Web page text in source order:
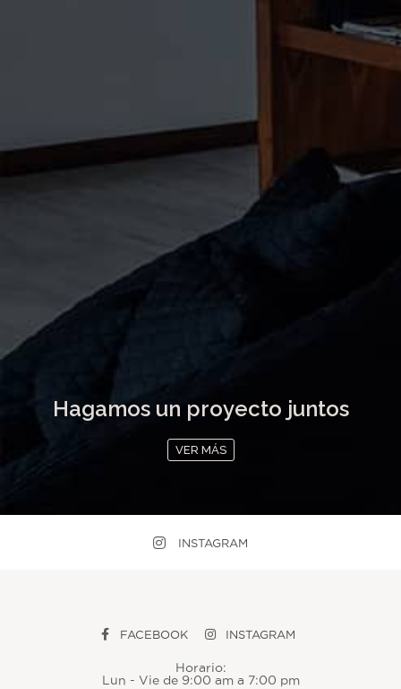
Hagamos un proyecto juntos
VER MÁS
INSTAGRAM
FACEBOOK INSTAGRAM
Horario:
Lun - Vie de 9:00 am a 7:00 pm